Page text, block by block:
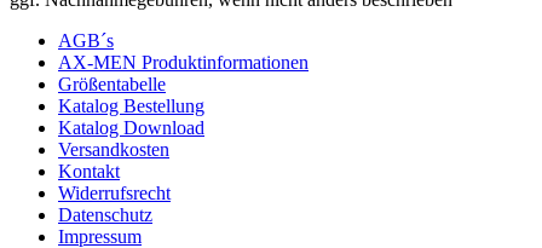
AGB´s
AX-MEN Produktinformationen
Größentabelle
Katalog Bestellung
Katalog Download
Versandkosten
Kontakt
Widerrufsrecht
Datenschutz
Impressum